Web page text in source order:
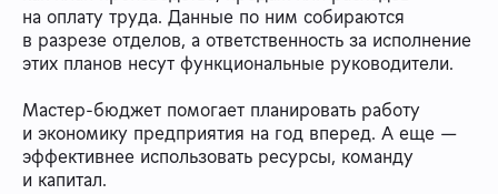
на оплату труда. Данные по ним собираются
в разрезе отделов, а ответственность за исполнение
этих планов несут функциональные руководители.
Мастер-бюджет помогает планировать работу
и экономику предприятия на год вперед. А еще —
эффективнее использовать ресурсы, команду
и капитал.